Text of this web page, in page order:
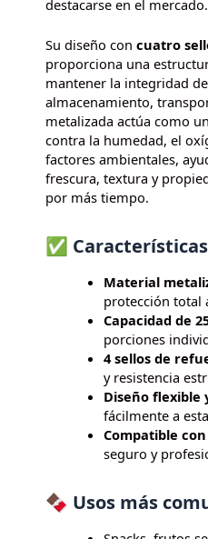
destacarse en el mercado.
Su diseño con cuatro
proporciona una
mantener la integridad
almacenamiento,
metalizada actúa como
contra la humedad, el
factores ambientales,
frescura, textura y
por más tiempo.
✅
Material
protección total
Capacidad de
porciones
4 sellos de
y resistencia
Diseño flexible
fácilmente a
Compatible
seguro y
🍫 Usos más